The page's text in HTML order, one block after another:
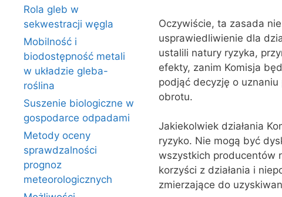
Oczywiście, ta zasada
usprawiedliwienie dla
ustalili natury ryzyka,
efekty, zanim Komisja
podjąć decyzję o
obrotu.
Jakiekolwiek działania
ryzyko. Nie mogą być
wszystkich producentów
korzyści z działania i
zmierzające do
Rola gleb w
sekwestracji węgla
Mobilność i
biodostępność metali
w układzie gleba-
roślina
Suszenie biologiczne w
gospodarce odpadami
Metody oceny
sprawdzalności
prognoz
meteorologicznych